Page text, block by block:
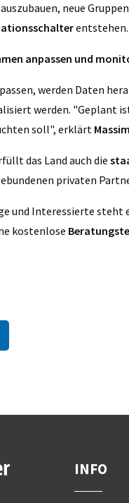
neue
entstehen.
anpassen und
werden Daten
werden. "Geplant
soll", erklärt
das Land auch die
privaten
und Interessierte steht
kostenlose
INFO